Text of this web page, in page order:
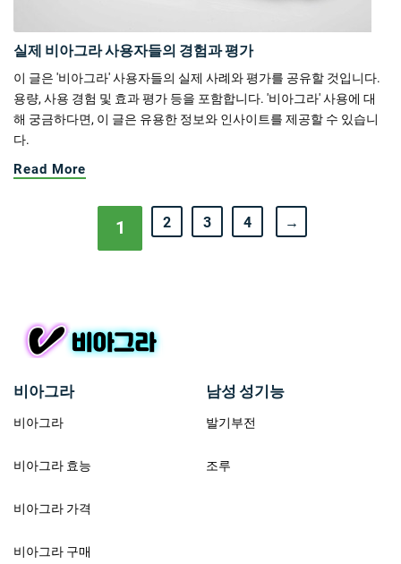
실제 비아그라 사용자들의 경험과 평가
이 글은 '비아그라' 사용자들의 실제 사례와 평가를 공유할 것입니다.
용량, 사용 경험 및 효과 평가 등을 포함합니다. '비아그라' 사용에 대
해 궁금하다면, 이 글은 유용한 정보와 인사이트를 제공할 수 있습니
다.
Read More
1 2 3 4 →
비아그라
비아그라
비아그라 효능
비아그라 가격
비아그라 구매
남성 성기능
발기부전
조루